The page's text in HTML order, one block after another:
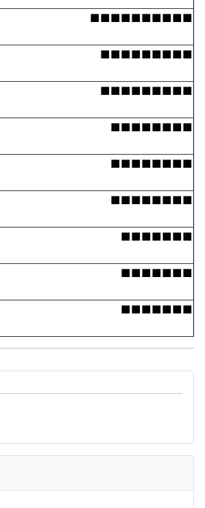
■■■■■■■■■■
■■■■■■■■■
■■■■■■■■■
■■■■■■■■
■■■■■■■■
■■■■■■■■
■■■■■■■
■■■■■■■
■■■■■■■